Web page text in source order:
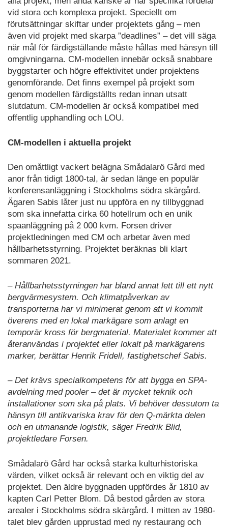
vid stora och komplexa projekt. Speciellt om
förutsättningar skiftar under projektets gång – men
även vid projekt med skarpa ”deadlines” – det vill säga
när mål för färdigställande måste hållas med hänsyn till
omgivningarna. CM-modellen innebär också snabbare
byggstarter och högre effektivitet under projektens
genomförande. Det finns exempel på projekt som
genom modellen färdigställts redan innan utsatt
slutdatum. CM-modellen är också kompatibel med
offentlig upphandling och LOU.
CM-modellen i aktuella projekt
Den omåttligt vackert belägna Smådalarö Gård med
anor från tidigt 1800-tal, är sedan länge en populär
konferensanläggning i Stockholms södra skärgård.
Ägaren Sabis låter just nu uppföra en ny tillbyggnad
som ska innefatta cirka 60 hotellrum och en unik
spaanläggning på 2 000 kvm. Forsen driver
projektledningen med CM och arbetar även med
hållbarhetsstyrning. Projektet beräknas bli klart
sommaren 2021.
– Hållbarhetsstyrningen har bland annat lett till ett nytt
bergvärmesystem. Och klimatpåverkan av
transporterna har vi minimerat genom att vi kommit
överens med en lokal markägare som anlagt en
temporär kross för bergmaterial. Materialet kommer att
återanvändas i projektet eller lokalt på markägarens
marker, berättar Henrik Fridell, fastighetschef Sabis.
– Det krävs specialkompetens för att bygga en SPA-
avdelning med pooler – det är mycket teknik och
installationer som ska på plats. Vi behöver dessutom ta
hänsyn till antikvariska krav för den Q-märkta delen
och en utmanande logistik, säger Fredrik Blid,
projektledare Forsen.
Smådalarö Gård har också starka kulturhistoriska
värden, vilket också är relevant och en viktig del av
projektet. Den äldre byggnaden uppfördes år 1810 av
kapten Carl Petter Blom. Då bestod gården av stora
arealer i Stockholms södra skärgård. I mitten av 1980-
talet blev gården upprustad med ny restaurang och